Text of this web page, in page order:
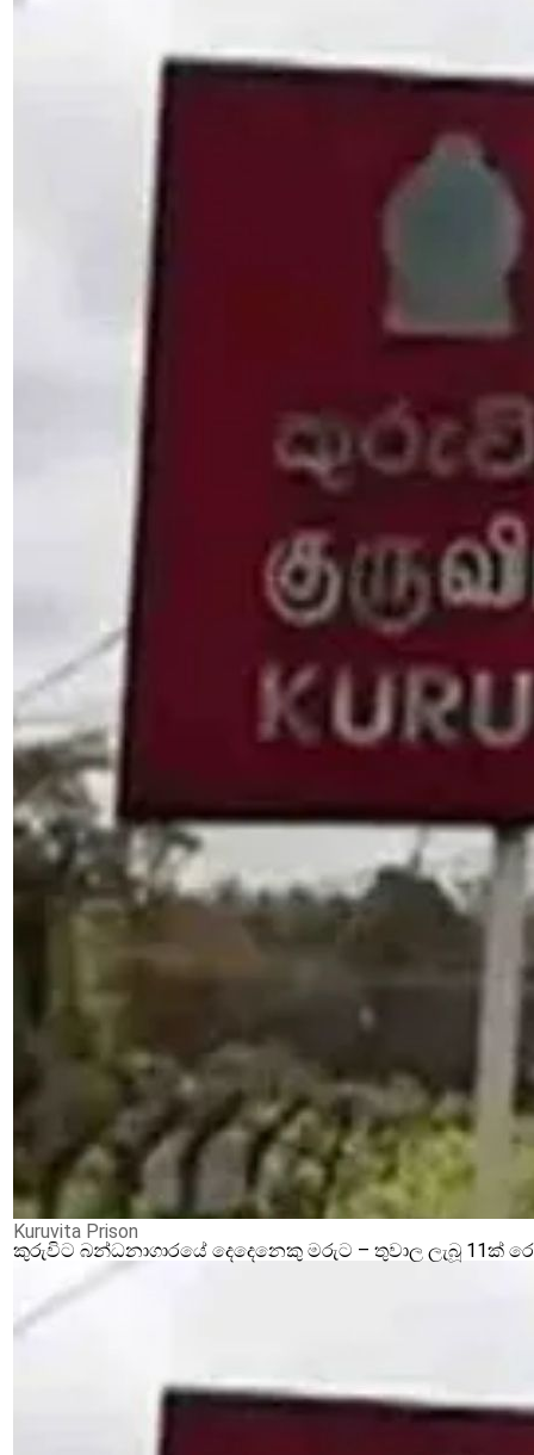
Kuruvita Prison
කුරුවිට බන්ධනාගාරයේ දෙදෙනෙකු මරුට – තුවාල ලැබූ 11ක්